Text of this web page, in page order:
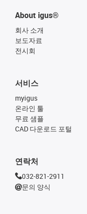
About igus®
회사 소개
보도자료
전시회
서비스
myigus
온라인 툴
무료 샘플
CAD 다운로드 포털
연락처
032-821-2911
문의 양식